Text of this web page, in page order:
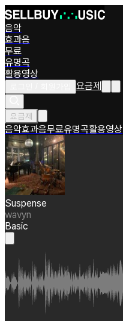
음악
효과음
무료
유명곡
활용영상
요금제
요금제
음악효과음무료유명곡활용영상
Suspense
wavyn
Basic